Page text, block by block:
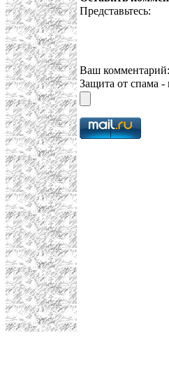
Представьтесь:
Ваш комментарий:
Защита от спама -